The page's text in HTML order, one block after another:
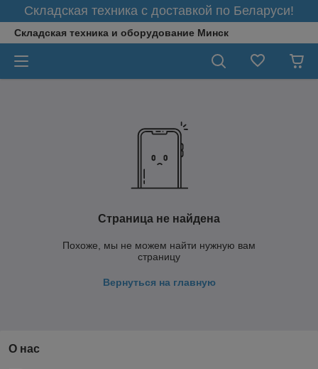
Складская техника с доставкой по Беларуси!
Складская техника и оборудование Минск
Страница не найдена
Похоже, мы не можем найти нужную вам
страницу
Вернуться на главную
О нас